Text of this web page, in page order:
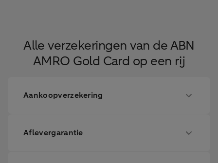
Alle verzekeringen van de ABN
AMRO Gold Card op een rij
Aankoopverzekering
Aflevergarantie